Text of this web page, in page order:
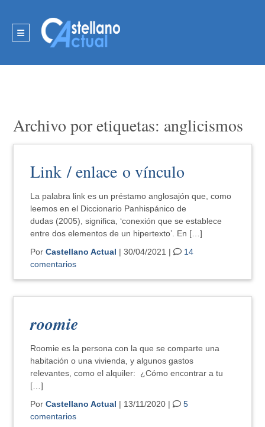
Archivo por etiquetas: anglicismos
Link / enlace o vínculo
La palabra link es un préstamo anglosajón que, como
leemos en el Diccionario Panhispánico de
dudas (2005), significa, ‘conexión que se establece
entre dos elementos de un hipertexto’. En […]
PorCastellano Actual | 30/04/2021 |
14
comentarios
roomie
Roomie es la persona con la que se comparte una
habitación o una vivienda, y algunos gastos
relevantes, como el alquiler: ¿Cómo encontrar a tu
[…]
PorCastellano Actual | 13/11/2020 |
5
comentarios